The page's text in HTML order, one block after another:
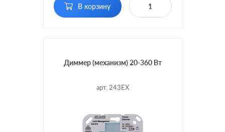
Включение:
поворотно-нажимной, с
возможностью
В корзину
Диммер (механизм) 20-360 Вт
арт. 243EX